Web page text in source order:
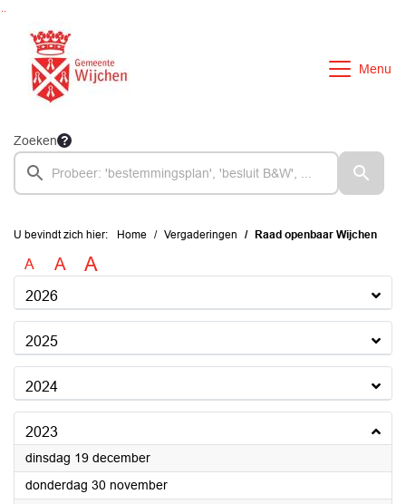
Ga naar de inhoud van deze pagina
Ga naar het zoeken
Ga naar het menu
Menu
Zoeken
U bevindt zich hier: Home Vergaderingen Raad openbaar Wijchen
A A A
2026
2025
2024
2023
dinsdag 19 december2023
donderdag 30 november2023